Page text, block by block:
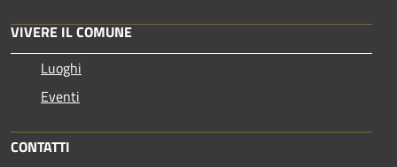
VIVERE IL COMUNE
Luoghi
Eventi
CONTATTI